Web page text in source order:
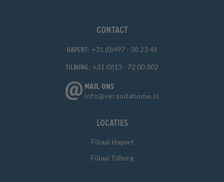
Contact
Hapert: +31 (0)497 - 38 23 46
Tilburg: +31 (0)13 - 72 00 802
MAIL ONS
info@verandahome.nl
Locaties
Filiaal Hapert
Filiaal Tilburg